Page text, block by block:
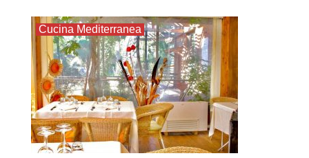
Cucina Mediterranea